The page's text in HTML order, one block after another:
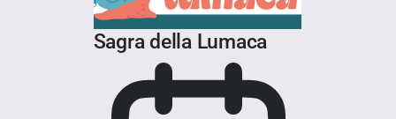
Sagra della Lumaca